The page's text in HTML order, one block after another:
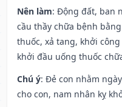
Nên làm: Động đất, ban
cầu thầy chữa bệnh
thuốc, xả tang, khởi
khởi đầu uống thuốc
Chú ý: Đẻ con nhằm
cho con, nam nhân kỵ